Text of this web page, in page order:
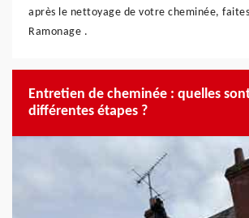
après le nettoyage de votre cheminée,
Ramonage .
Entretien de cheminée : quelles
différentes étapes ?